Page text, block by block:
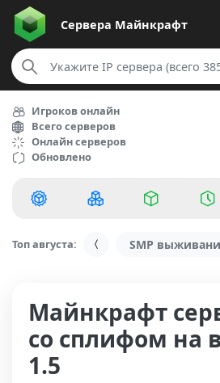
Сервера Майнкрафт
Игроков онлайн
Всего серверов
Онлайн серверов
Обновлено
Топ августа: SMP
Майнкрафт
со сплифом на
1.5